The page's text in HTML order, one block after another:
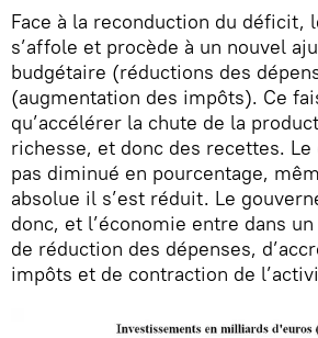
Face à la reconduction du déficit,
s’affole et procède à un nouvel
budgétaire (réductions des
(augmentation des impôts). Ce
qu’accélérer la chute de la
richesse, et donc des recettes. Le
pas diminué en pourcentage,
absolue il s’est réduit. Le
donc, et l’économie entre dans
de réduction des dépenses,
impôts et de contraction de